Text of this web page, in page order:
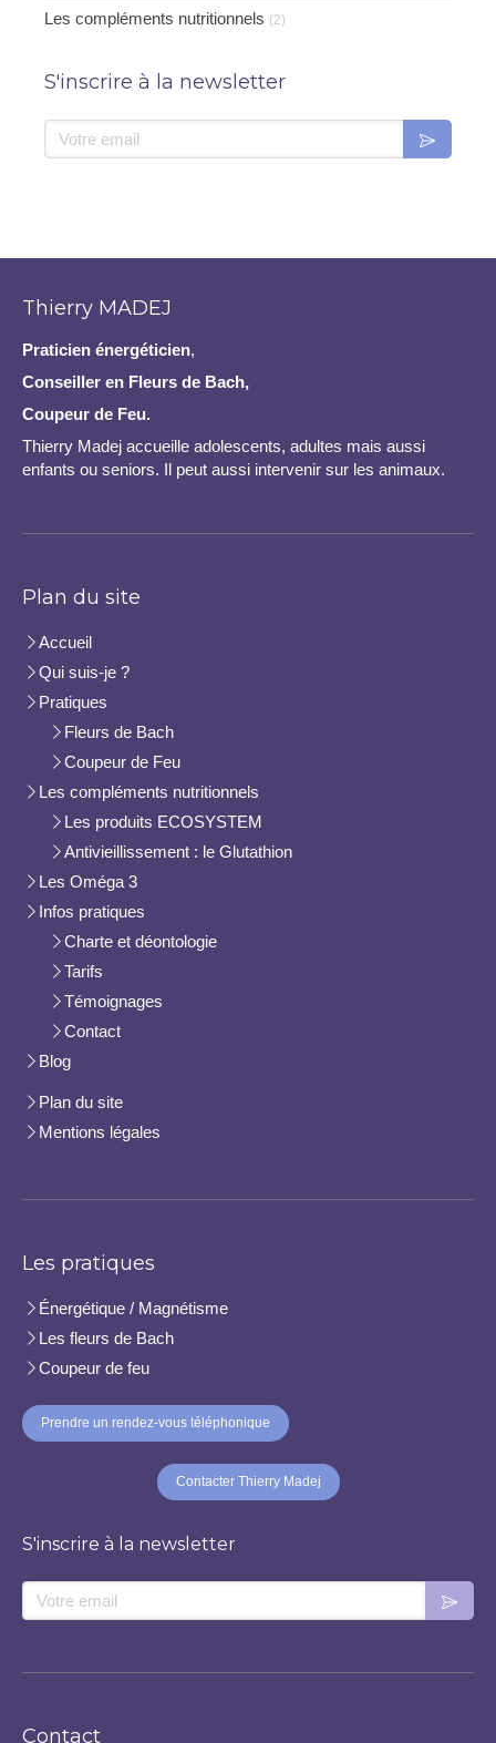
Les compléments nutritionnels (2)
S'inscrire à la newsletter
Votre email
Thierry MADEJ
Praticien énergéticien,
Conseiller en Fleurs de Bach,
Coupeur de Feu.
Thierry Madej accueille adolescents, adultes mais aussi
enfants ou seniors. Il peut aussi intervenir sur les animaux.
Plan du site
Accueil
Qui suis-je ?
Pratiques
Fleurs de Bach
Coupeur de Feu
Les compléments nutritionnels
Les produits ECOSYSTEM
Antivieillissement : le Glutathion
Les Oméga 3
Infos pratiques
Charte et déontologie
Tarifs
Témoignages
Contact
Blog
Plan du site
Mentions légales
Les pratiques
Énergétique / Magnétisme
Les fleurs de Bach
Coupeur de feu
Prendre un rendez-vous téléphonique
Contacter Thierry Madej
S'inscrire à la newsletter
Votre email
Contact